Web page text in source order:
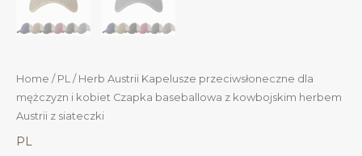
Home / PL / Herb Austrii Kapelusze przeciwsłoneczne dla
mężczyzn i kobiet Czapka baseballowa z kowbojskim herbem
Austrii z siateczki
PL